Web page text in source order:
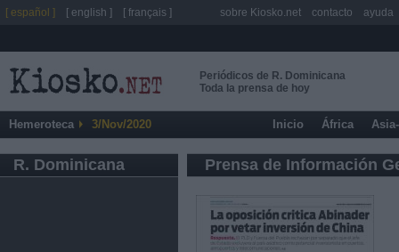
Periódicos de R. Dominicana
Toda la prensa de hoy
Hemeroteca 3/Nov/2020 Inicio África
R. Dominicana Prensa de Información
[ español ] [ english ] [ français ] sobre Kiosko.net contacto ayuda